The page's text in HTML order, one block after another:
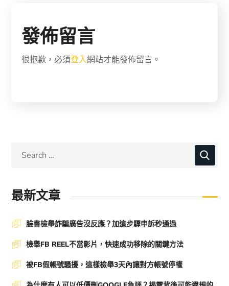
發佈留言
很抱歉，必須登入網站才能發佈留言。
最新文章
臉書檢舉詐騙廣告沒反應？加這步驟申訴秒通過
檢舉FB REEL不當影片，快速成功移除的關鍵方法
被FB假帳號騷擾，這樣檢舉3天內讓對方帳號停權